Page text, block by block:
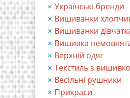
Українські бренди
Вишиванки
Вишиванки
Вишивка
Верхній одяг
Текстиль з
Весільні рушники
Прикраси